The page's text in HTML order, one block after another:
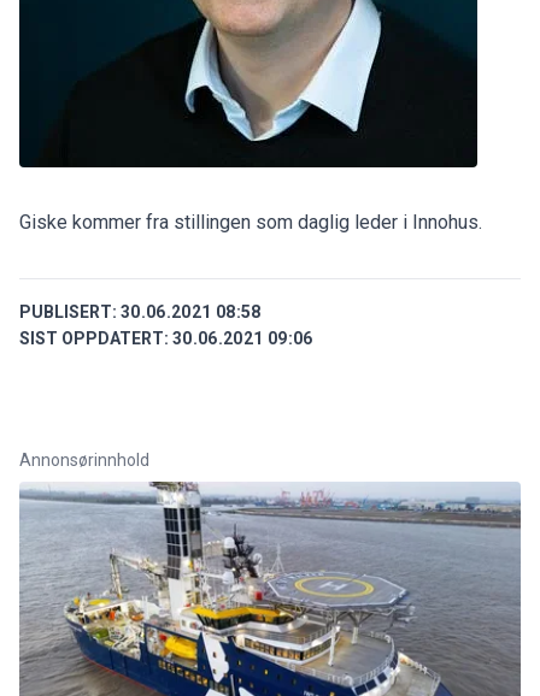
Giske kommer fra stillingen som daglig leder i Innohus.
PUBLISERT: 30.06.2021 08:58
SIST OPPDATERT: 30.06.2021 09:06
Annonsørinnhold